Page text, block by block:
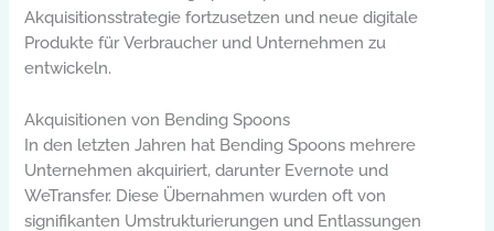
Akquisitionsstrategie fortzusetzen und neue digitale
Produkte für Verbraucher und Unternehmen zu
entwickeln.
Akquisitionen von Bending Spoons
In den letzten Jahren hat Bending Spoons mehrere
Unternehmen akquiriert, darunter Evernote und
WeTransfer. Diese Übernahmen wurden oft von
signifikanten Umstrukturierungen und Entlassungen